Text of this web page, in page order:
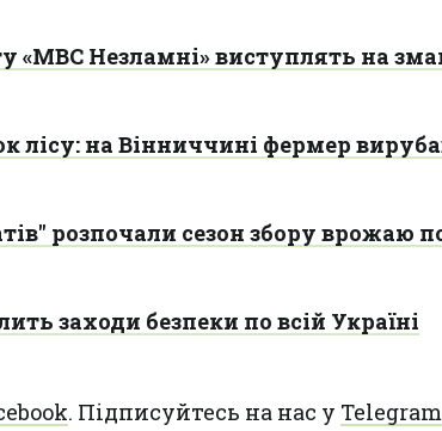
«МВС Незламні» виступлять на
лісу: на Вінниччині фермер
розпочали сезон збору врожаю
заходи безпеки по всій Україні
. Підписуйтесь на нас у Telegram